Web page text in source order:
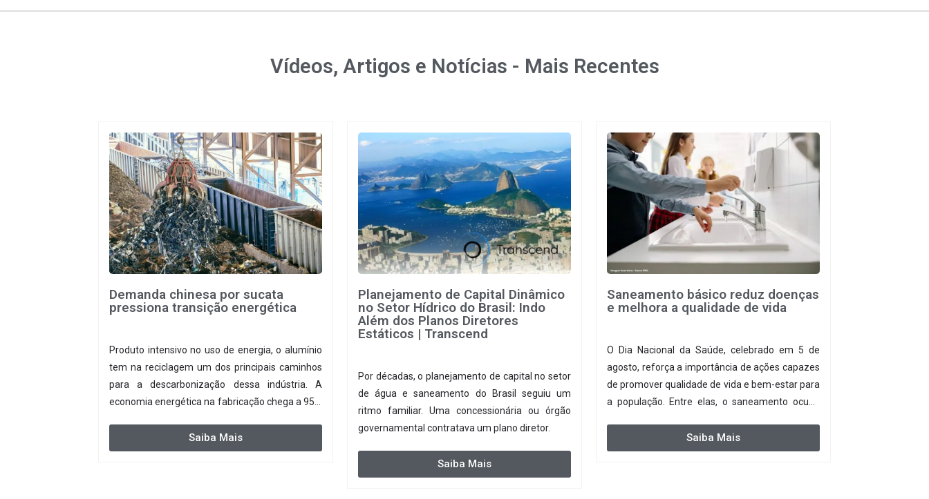
Vídeos, Artigos e Notícias - Mais Recentes
Demanda chinesa por sucata
pressiona transição energética
Produto intensivo no uso de energia, o alumínio
tem na reciclagem um dos principais caminhos
para a descarbonização dessa indústria. A
economia energética na fabricação chega a 95%
produção de um alumínio mais limpo, no
entanto, tem esbarrado em dificuldade de
Saiba Mais
Planejamento de Capital Dinâmico
no Setor Hídrico do Brasil: Indo
Além dos Planos Diretores
Estáticos | Transcend
Por décadas, o planejamento de capital no setor
de água e saneamento do Brasil seguiu um
ritmo familiar. Uma concessionária ou órgão
governamental contratava um plano diretor.
Saiba Mais
Saneamento básico reduz doenças
e melhora a qualidade de vida
O Dia Nacional da Saúde, celebrado em 5 de
agosto, reforça a importância de ações capazes
de promover qualidade de vida e bem-estar para
a população. Entre elas, o saneamento ocupa
coleta e tratamento de esgoto contribui
diretamente para a prevenção de doenças. Além
Saiba Mais